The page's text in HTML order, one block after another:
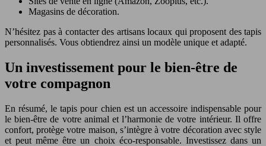
Magasins de décoration.
N’hésitez pas à contacter des artisans locaux qui proposent des tapis
personnalisés. Vous obtiendrez ainsi un modèle unique et adapté.
Un investissement pour le bien-être de
votre compagnon
En résumé, le tapis pour chien est un accessoire indispensable pour
le bien-être de votre animal et l’harmonie de votre intérieur. Il offre
confort, protège votre maison, s’intègre à votre décoration avec style
et peut même être un choix éco-responsable. Investissez dans un